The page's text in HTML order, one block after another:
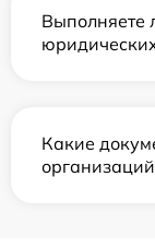
Выполняете
Какие